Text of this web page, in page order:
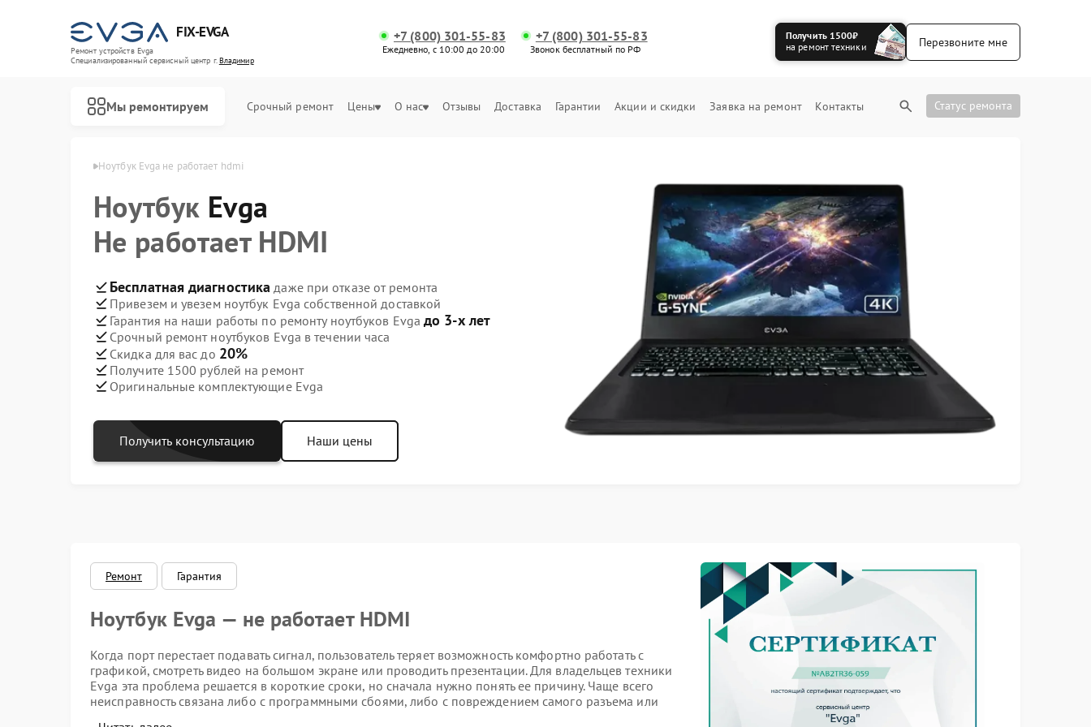
FIX-EVGA
Ремонт устройств Evga
Специализированный cервисный центр г.Владимир
+7 (800) 301-55-83
Ежедневно, с 10:00 до 20:00
+7 (800) 301-55-83
Звонок бесплатный по РФ
Получить 1500₽
на ремонт техники
Перезвоните мне
Мы ремонтируем Срочный ремонт Цены О нас Отзывы Доставка Гарантии Акции и скидки Заявка на ремонт Контакты Статус ремонта
Evga в Владимире Ноутбук Evga не работает hdmi
Ноутбук Evga
Не работает HDMI
Бесплатная диагностика даже при отказе от ремонта
Привезем и увезем ноутбук Evga собственной доставкой
Гарантия на наши работы по ремонту ноутбуков Evga до 3-х лет
Срочный ремонт ноутбуков Evga в течении часа
Скидка для вас до 20%
Получите 1500 рублей на ремонт
Оригинальные комплектующие Evga
Получить консультацию Наши цены
Ремонт Гарантия
Ноутбук Evga — не работает HDMI
Когда порт перестает подавать сигнал, пользователь теряет возможность комфортно работать с
графикой, смотреть видео на большом экране или проводить презентации. Для владельцев техники
Evga эта проблема решается в короткие сроки, но сначала нужно понять ее причину. Чаще всего
неисправность связана либо с программными сбоями, либо с повреждением самого разъема или